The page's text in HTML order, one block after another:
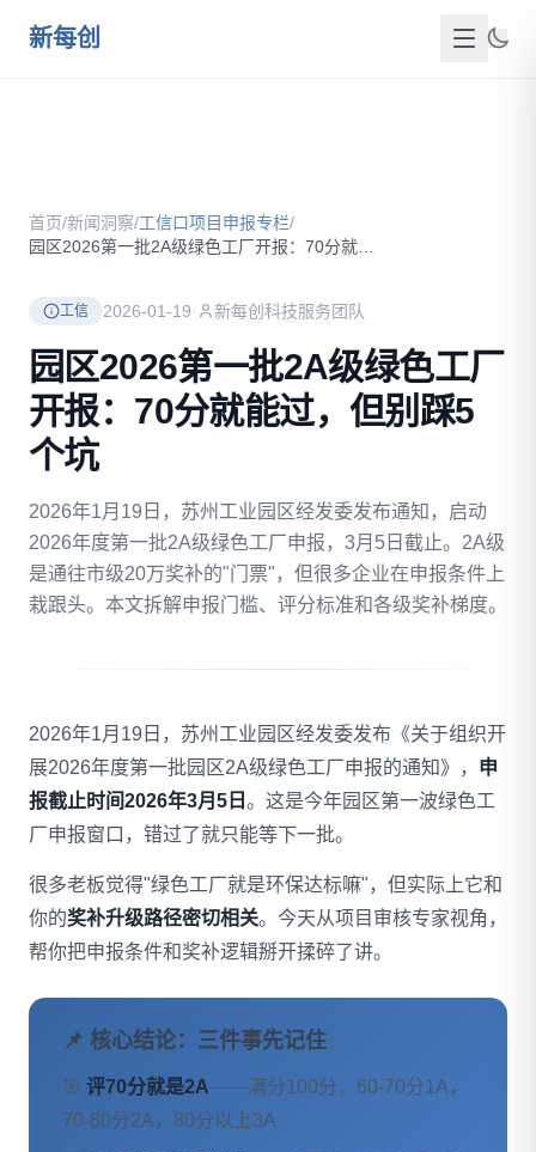
新每创
服务介绍
新闻洞察
政策资源
FAQ
联系我们
拨打 18020275753
首页/新闻洞察/工信口项目申报专栏/
工信 2026-01-19· 新每创科技服务团队
园区2026第一批2A级绿色工厂
开报：70分就能过，但别踩5
个坑
2026年1月19日，苏州工业园区经发委发布通知，启动
2026年度第一批2A级绿色工厂申报，3月5日截止。2A级
是通往市级20万奖补的"门票"，但很多企业在申报条件上
栽跟头。本文拆解申报门槛、评分标准和各级奖补梯度。
2026年1月19日，苏州工业园区经发委发布《关于组织开
展2026年度第一批园区2A级绿色工厂申报的通知》， 申
报截止时间2026年3月5日 。这是今年园区第一波绿色工
厂申报窗口，错过了就只能等下一批。
很多老板觉得"绿色工厂就是环保达标嘛"，但实际上它和
你的奖补升级路径密切相关。今天从项目审核专家视角，
帮你把申报条件和奖补逻辑掰开揉碎了讲。
📌 核心结论：三件事先记住
🎯 评70分就是2A——满分100分，60-70分1A，
70-80分2A，80分以上3A